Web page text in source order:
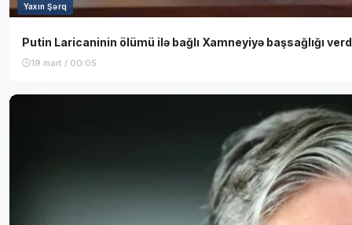
Yaxın Şərq
Putin Laricaninin ölümü ilə bağlı Xamneyiyə başsağlığı
19 mart / 00:05